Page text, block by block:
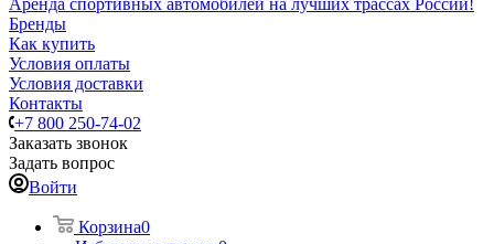
Аренда спортивных автомобилей на лучших трассах России!
Бренды
Как купить
Условия оплаты
Условия доставки
Контакты
+7 800 250-74-02
Заказать звонок
Задать вопрос
Войти
Корзина0